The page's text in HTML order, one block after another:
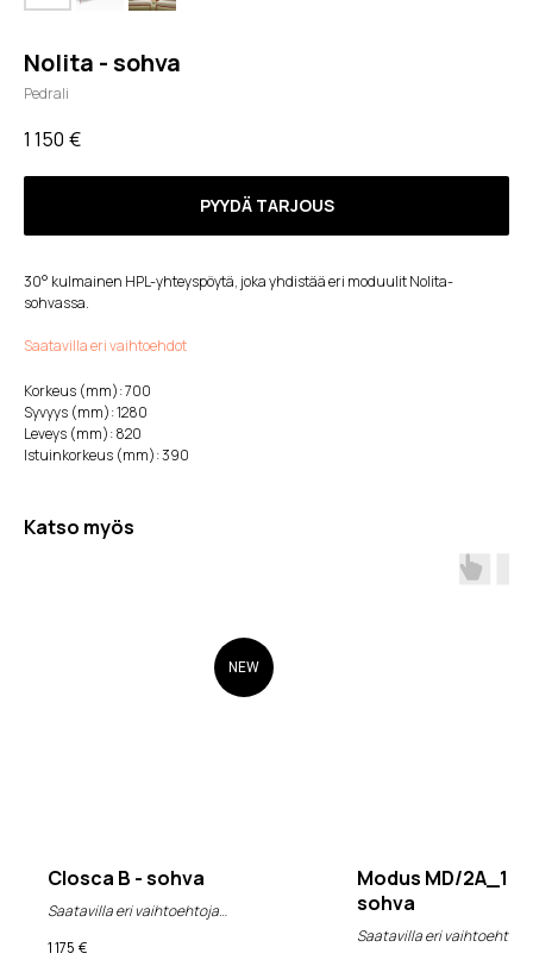
Nolita - sohva
Pedrali
1 150 €
PYYDÄ TARJOUS
30° kulmainen HPL-yhteyspöytä, joka yhdistää eri moduulit Nolita-
sohvassa.
Saatavilla eri vaihtoehdot
Korkeus (mm): 700
Syvyys (mm): 1280
Leveys (mm): 820
Istuinkorkeus (mm): 390
Katso myös
NEW
Closca B - sohva
Saatavilla eri vaihtoehtoja
(alv 0%)
1 175 €
Modus MD/
sohva
Saatavilla eri vaihtoehtoja